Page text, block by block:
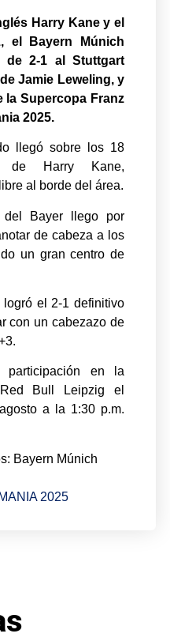
HarryKane y el
el Bayern Múnich
de 2-1 al Stuttgart
Jamie Leweling, y
la Supercopa Franz
2025.
llegó sobre los 18
de Harry Kane,
al borde del área.
del Bayer llego por
de cabeza a los
un gran centro de
logró el 2-1 definitivo
con un cabezazo de
en la
Bull Leipzig el
a la 1:30 p.m.
Bayern Múnich
2025